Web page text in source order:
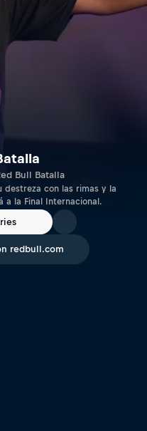
Bull Batalla
destreza con las rimas y la
a la Final Internacional.
redbull.com